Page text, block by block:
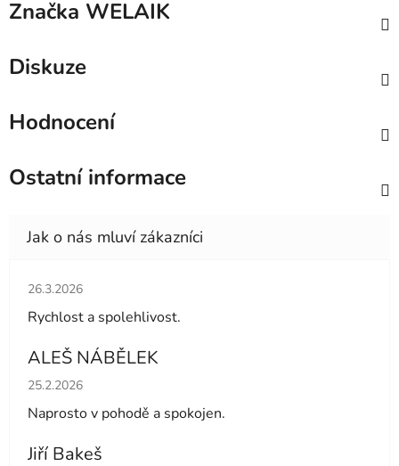
Značka WELAIK
Diskuze
Hodnocení
Ostatní informace
Hodnocení obchodu je 5 z 5 hvězdiček.
26.3.2026
Rychlost a spolehlivost.
ALEŠ NÁBĚLEK
Hodnocení obchodu je 5 z 5 hvězdiček.
25.2.2026
Naprosto v pohodě a spokojen.
Jiří Bakeš